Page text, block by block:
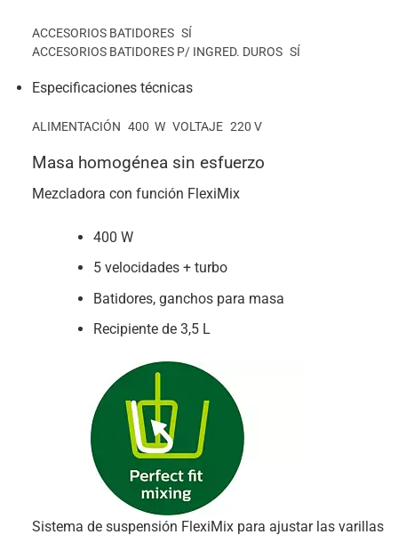
ACCESORIOS BATIDORES SÍ
ACCESORIOS BATIDORES P/ INGRED. DUROS SÍ
Especificaciones técnicas
ALIMENTACIÓN 400 W VOLTAJE 220 V
Masa homogénea sin esfuerzo
Mezcladora con función FlexiMix
400 W
5 velocidades + turbo
Batidores, ganchos para masa
Recipiente de 3,5 L
Sistema de suspensión FlexiMix para ajustar las varillas